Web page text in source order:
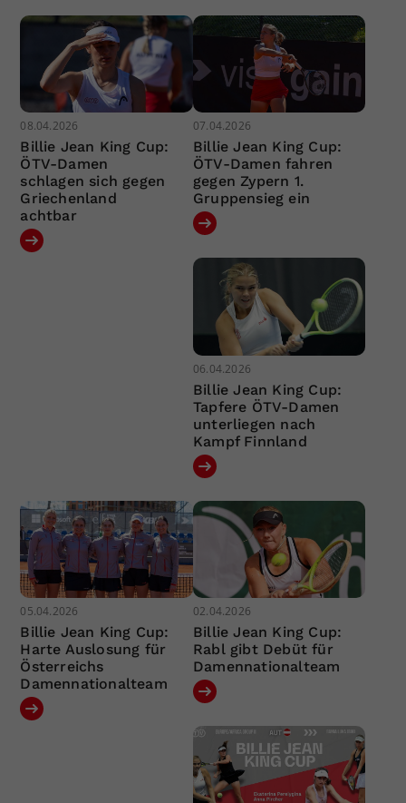
08.04.2026
Billie Jean King Cup:
ÖTV-Damen
schlagen sich gegen
Griechenland
achtbar
07.04.2026
Billie Jean King Cup:
ÖTV-Damen fahren
gegen Zypern 1.
Gruppensieg ein
06.04.2026
Billie Jean King Cup:
Tapfere ÖTV-Damen
unterliegen nach
Kampf Finnland
05.04.2026
Billie Jean King Cup:
Harte Auslosung für
Österreichs
Damennationalteam
02.04.2026
Billie Jean King Cup:
Rabl gibt Debüt für
Damennationalteam